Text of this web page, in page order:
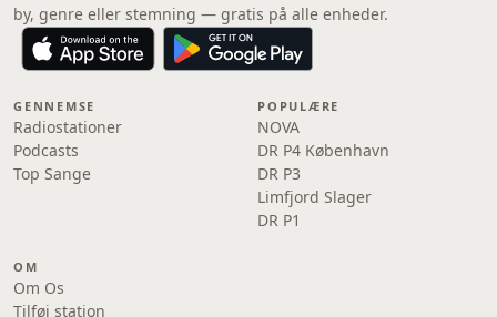
by, genre eller stemning — gratis på alle enheder.
GENNEMSE
Radiostationer
Podcasts
Top Sange
POPULÆRE
NOVA
DR P4 København
DR P3
Limfjord Slager
DR P1
OM
Om Os
Tilføj station